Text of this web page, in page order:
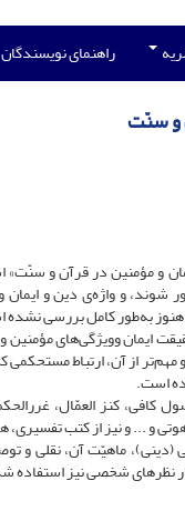
راهنمای نویسندگان
و سنّت
و مؤمنین در قرآن و
و واژه‌ی دین و
هنوز به‌طور کامل بررسی
ایمان وویژگی‌های
مهم‌تر از آن، ارتباط
است.
کافی، کنز العمّال،
و ... و نیز از کتب
(دینی)، ماهیّت آن، نقلی و
نظرهای شخصی نیز